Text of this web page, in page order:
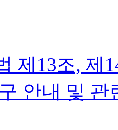
제13조, 제
안내 및 관